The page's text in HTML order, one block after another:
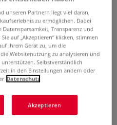
Medium, matt
– schützt Kunstwerke vor
vor dem Ausbleichen.
unseren Partnern liegt viel daran,
zu ermöglichen. Dabei
Transparenz und
auf „Akzeptieren“ klicken, stimmen
Ihrem Gerät zu, um die
Websitenutzung zu analysieren und
Selbstverständlich
in den Einstellungen ändern oder
Datenschutz
Akzeptieren